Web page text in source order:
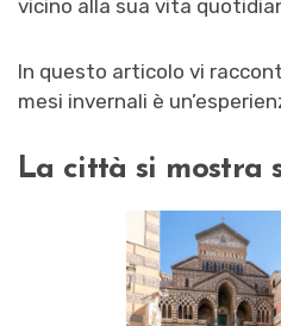
vicino alla sua vita
In questo articolo vi
mesi invernali è
La città si mostra